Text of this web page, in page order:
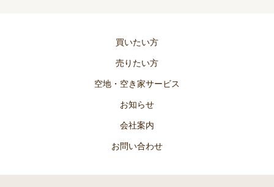
買いたい方
売りたい方
空地・空き家サービス
お知らせ
会社案内
お問い合わせ